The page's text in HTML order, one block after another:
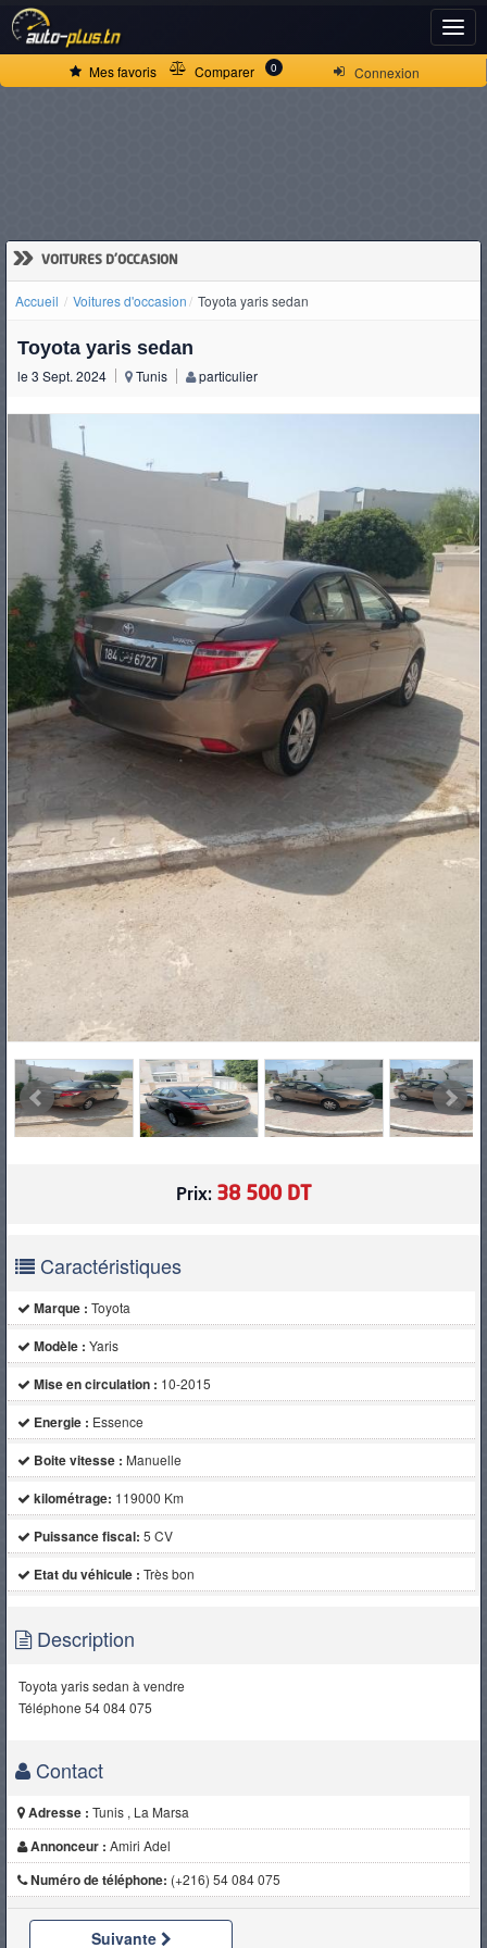
Connexion
Mes favoris Comparer 0
» VOITURES D'OCCASION
Accueil Voitures d'occasion Toyota yaris sedan
Toyota yaris sedan
le 3 Sept. 2024 Tunis particulier
Prix: 38 500 DT
Caractéristiques
Marque : Toyota
Modèle : Yaris
Mise en circulation : 10-2015
Energie : Essence
Boite vitesse : Manuelle
kilométrage: 119000 Km
Puissance fiscal: 5 CV
Etat du véhicule : Très bon
Description
Toyota yaris sedan à vendre
Téléphone 54 084 075
Contact
Adresse : Tunis , La Marsa
Annonceur : Amiri Adel
Numéro de téléphone: (+216) 54 084 075
Suivante
ACCUEIL
D'OCCASION
CAMIONS
PNEUS